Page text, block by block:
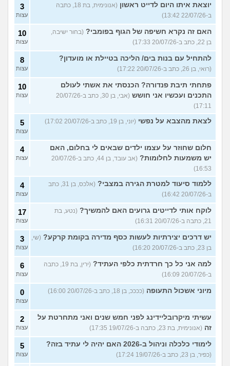
יוצאת איתו היום לדייט ראשון
(אנונימית, בת 18, כתבה
ב-22/07/26 13:42)
3
עצות
האם זה נקרא חשיפה של הגוף בפומבי? (בחור ישיבה,
בן 22, כתב ב-20/07/26 17:33)
10
עצות
להתחיל עם בנות בים/ הליכה בטיילת או מועדון?
(רואי, בן 26, כתב ב-20/07/26 17:22)
8
עצות
פתחתי תיבת פנדורה? הכנסתי את אשתי לעולם
התכנים ועכשיו אני חושש
(אבי, בן 30, כתב ב-20/07/26
17:11)
10
עצות
לצאת מהצבא על נפשי (יוני, בן 19, כתב ב-20/07/26 17:02) 5
עצות
חלום שחוזר על עצמו ילדים שבאים לי בחלום, האם
יש משמעות לחלומות?
(אב עובד, בן 44, כתב ב-20/07/26
16:53)
4
עצות
ללמוד סיעוד למטרת הגירה במצבי?
(אלכס, בן 31, כתב
ב-20/07/26 16:42)
4
עצות
לוקח אותי לדייטים גרועים האם להמשיך? (נטע, בת
21, כתבה ב-20/07/26 16:31)
17
עצות
יש דרכים יצירתיות לעשות כסף מדירה בקומת קרקע? (שי,
בן 23, כתב ב-20/07/26 16:20)
3
עצות
למה אני כל כך חרדתית כלפי העתיד?
(ירין, בת 19, כתבה
ב-20/07/26 16:09)
6
עצות
מיוני אשכול התעופה (ככככ, בן 18, כתב ב-20/07/26 16:00) 0
עצות
עשיתי מיקרובליידינג לפני חמש שנים ואני מתחרטת על
זה (אנונימית, בת 23, כתבה ב-19/07/26 17:35)
2
עצות
לימודי כלכלה וניהול ב-2026 האם יהיה לי עתיד בזה?
(כפיר, בן 23, כתב ב-19/07/26 17:24)
5
עצות